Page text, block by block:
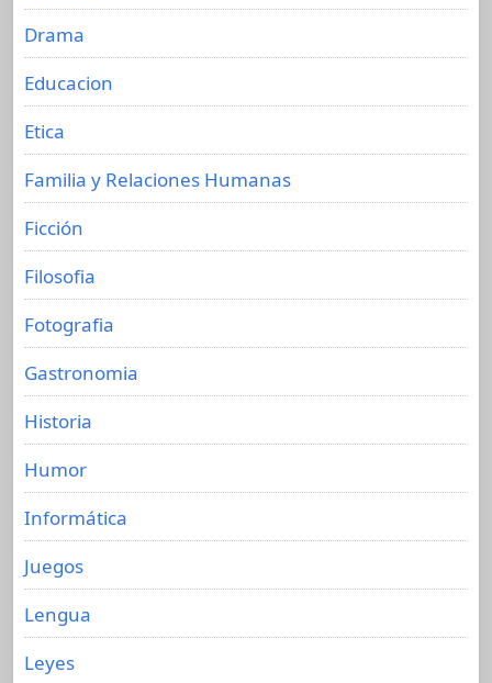
Drama
Educacion
Etica
Familia y Relaciones Humanas
Ficción
Filosofia
Fotografia
Gastronomia
Historia
Humor
Informática
Juegos
Lengua
Leyes